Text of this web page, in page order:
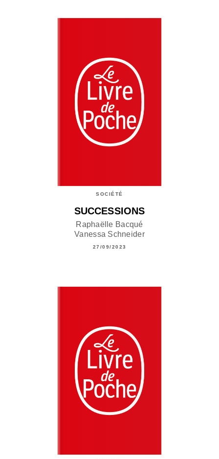
SOCIÉTÉ
SUCCESSIONS
Raphaëlle Bacqué
Vanessa Schneider
27/09/2023